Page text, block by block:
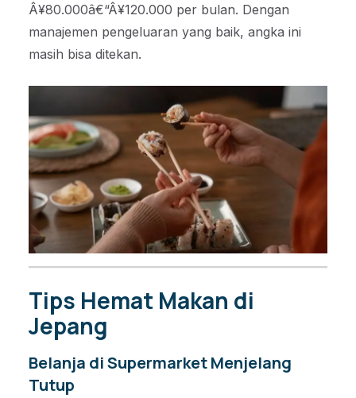
Â¥80.000â€“Â¥120.000 per bulan. Dengan
manajemen pengeluaran yang baik, angka ini
masih bisa ditekan.
Tips Hemat Makan di
Jepang
Belanja di Supermarket Menjelang
Tutup